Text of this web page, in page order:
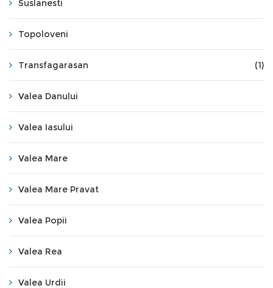
Suslanesti
Topoloveni
Transfagarasan (1)
Valea Danului
Valea Iasului
Valea Mare
Valea Mare Pravat
Valea Popii
Valea Rea
Valea Urdii